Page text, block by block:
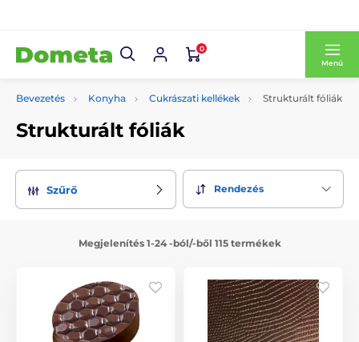
0
Menü
Bevezetés Konyha Cukrászati kellékek Strukturált fóliák
Strukturált fóliák
Szűrő Rendezés
Megjelenítés 1-24 -ból/-ből 115 termékek